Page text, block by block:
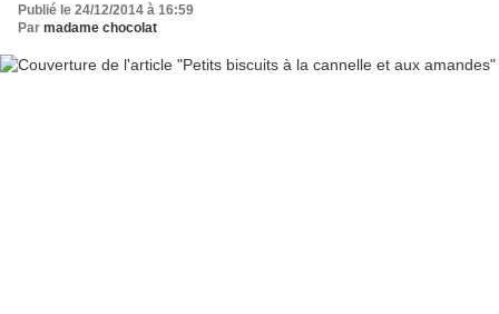
Publié le 24/12/2014 à 16:59
Par madame chocolat